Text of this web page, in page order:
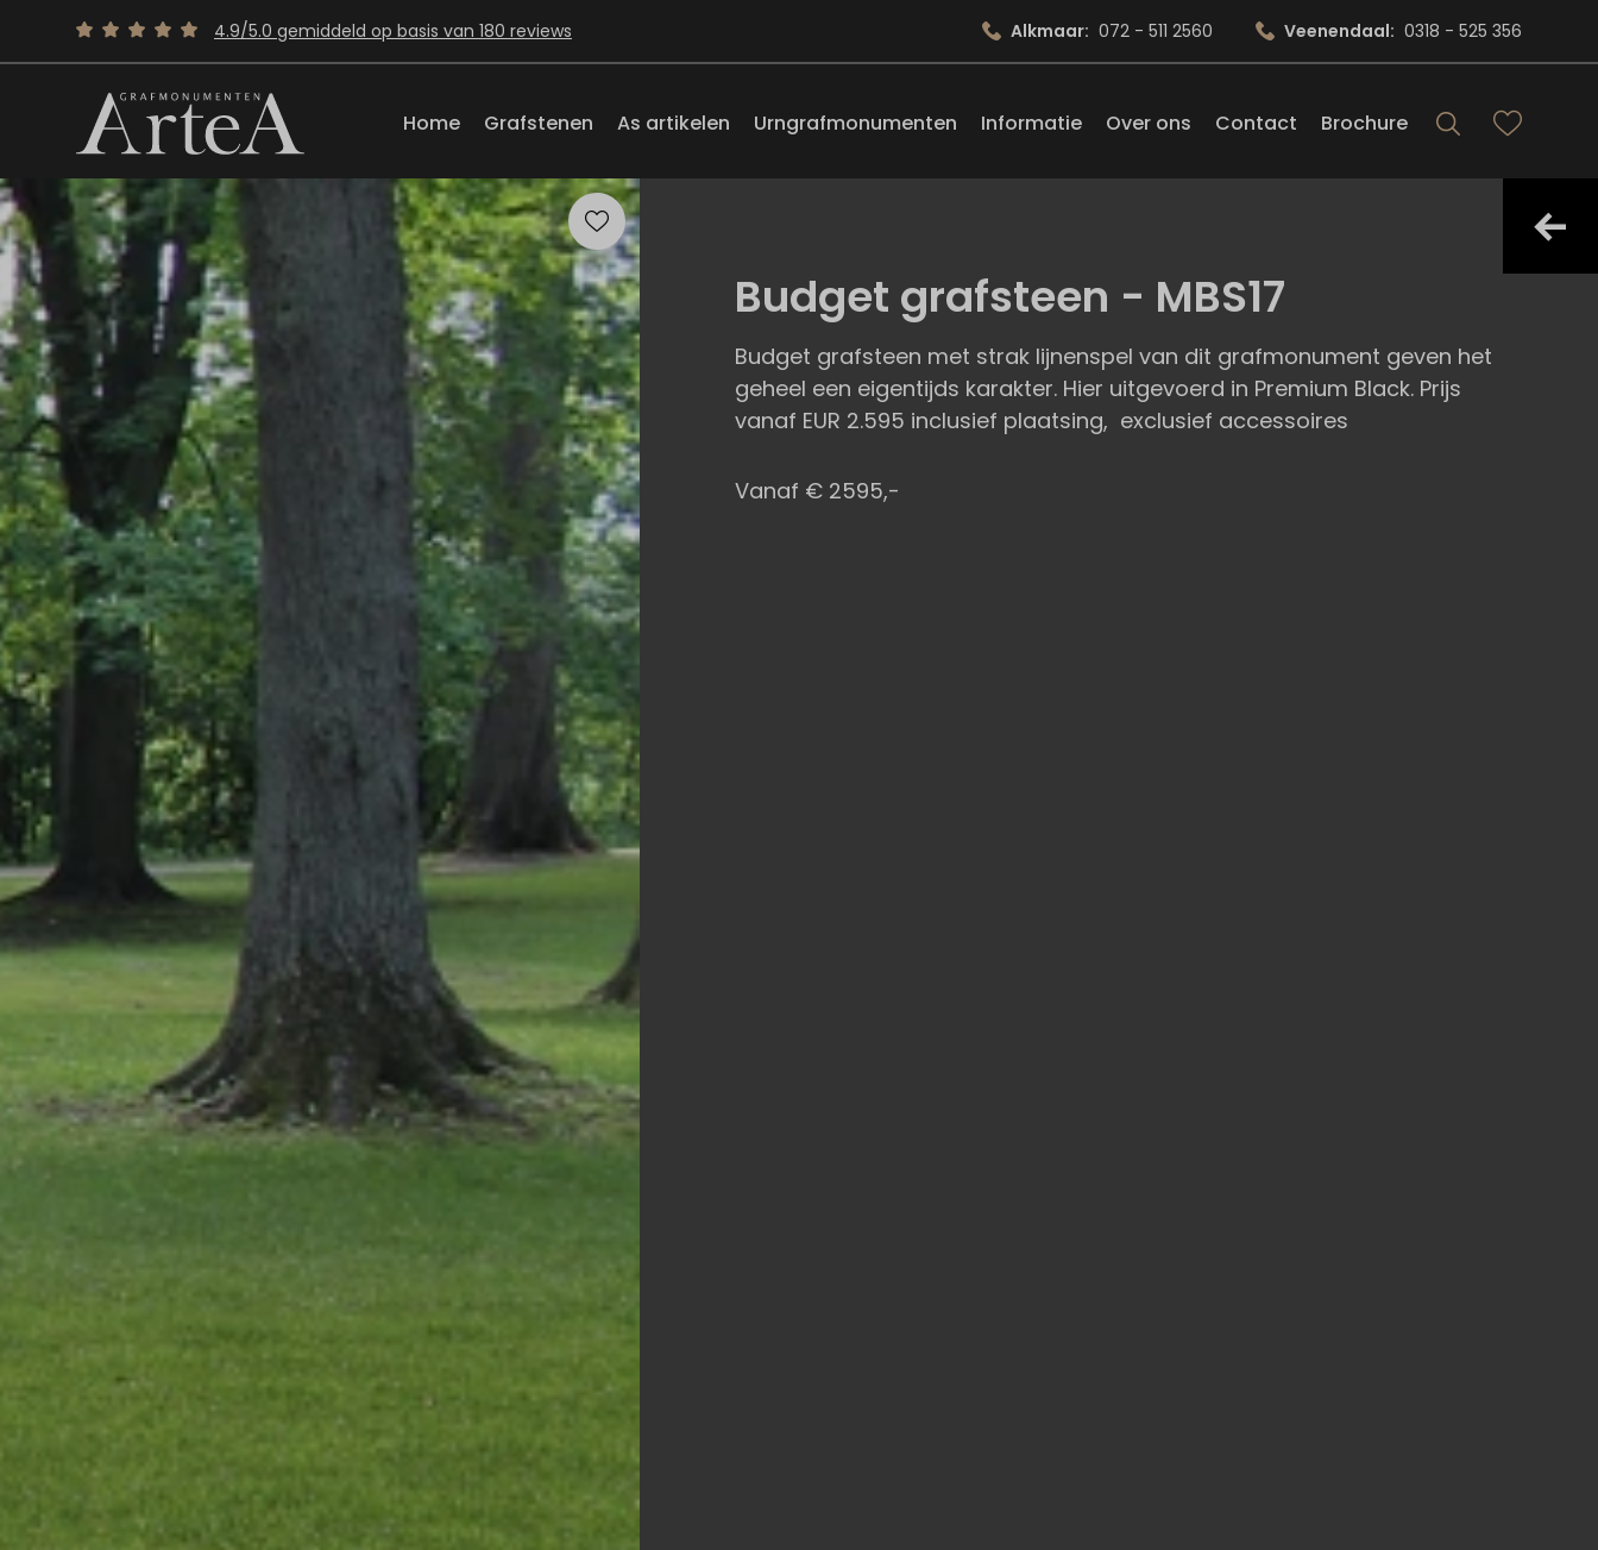
Home Grafstenen As artikelen Urngrafmonumenten Informatie Over ons Contact Brochure
4.9/5.0 gemiddeld op basis van 180 reviews Alkmaar: 072 - 511 2560 Veenendaal: 0318 - 525 356
Budget grafsteen - MBS17
Budget grafsteen met strak lijnenspel van dit grafmonument geven het
geheel een eigentijds karakter. Hier uitgevoerd in Premium Black. Prijs
vanaf EUR 2.595 inclusief plaatsing, exclusief accessoires
Vanaf € 2595,-